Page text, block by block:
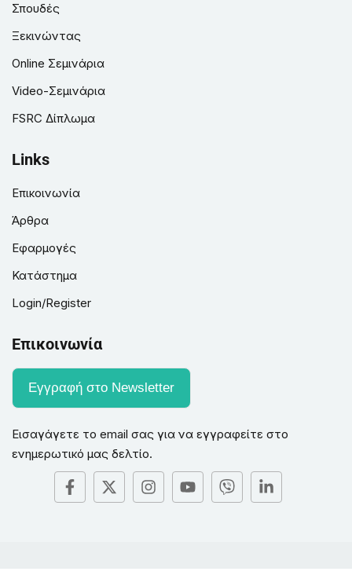
Σπουδές
Ξεκινώντας
Online Σεμινάρια
Video-Σεμινάρια
FSRC Δίπλωμα
Links
Επικοινωνία
Άρθρα
Εφαρμογές
Κατάστημα
Login/Register
Επικοινωνία
Εγγραφή στο Newsletter
Εισαγάγετε το email σας για να εγγραφείτε στο
ενημερωτικό μας δελτίο.